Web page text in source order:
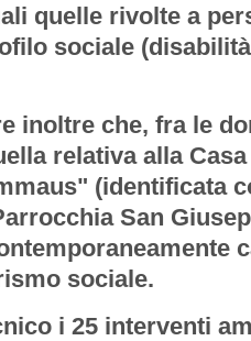
quelle rivolte a
sociale
inoltre che, fra le
relativa alla
(identificata
San
sociale.
i 25 interventi